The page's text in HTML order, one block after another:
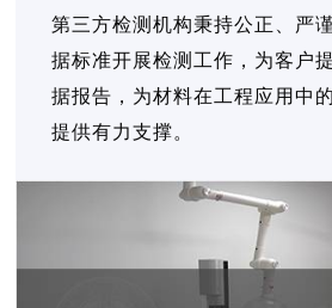
第三方检测机构秉持公正、严
据标准开展检测工作，为客户
据报告，为材料在工程应用中
提供有力支撑。